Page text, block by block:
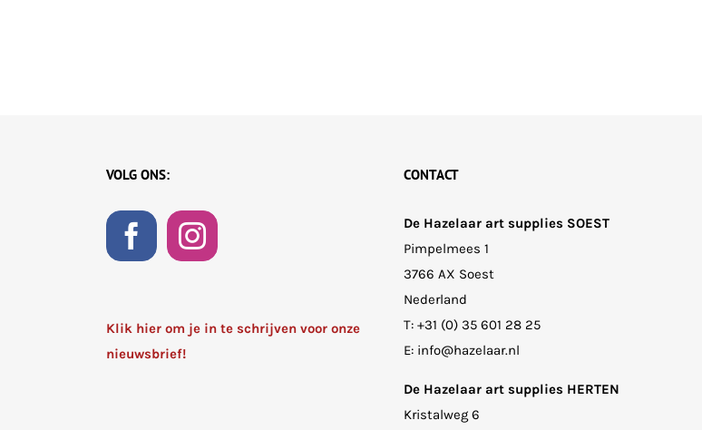
VOLG ONS:
Klik hier om je in te schrijven voor onze
nieuwsbrief!
CONTACT
De Hazelaar art supplies SOEST
Pimpelmees 1
3766 AX Soest
Nederland
T: +31 (0) 35 601 28 25
E: info@hazelaar.nl
De Hazelaar art supplies HERTEN
Kristalweg 6